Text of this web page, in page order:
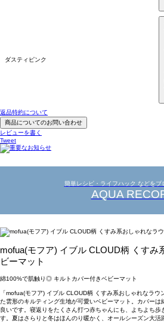
ダスティピンク
返品特約について
商品についてのお問い合わせ
レビューを書く
Tweet
簡単レシピ・ライフハック などをブ
AQUA
mofua(モフア) イブル CLOUD柄 くすみ
ビーマット
綿100%で肌触り◎ キルトカバー付きベビーマット
「mofua(モフア) イブル CLOUD柄 くすみ系おしゃれなラウ
た雲形のキルティング生地が可愛いベビーマット。カバー
良いです。寝返りをたくさん打つ赤ちゃんにも、よちよち歩
す。夏はさらりと冬はほんのり暖かく、オールシーズン大活